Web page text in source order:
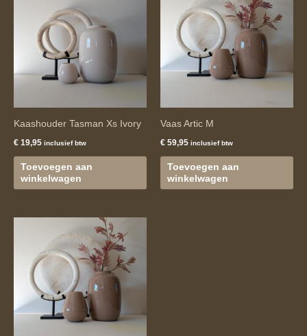
Kaashouder Tasman Xs Ivory
€ 19,95 inclusief btw
Toevoegen aan
winkelwagen
Vaas Artic M
€ 59,95 inclusief btw
Toevoegen aan
winkelwagen